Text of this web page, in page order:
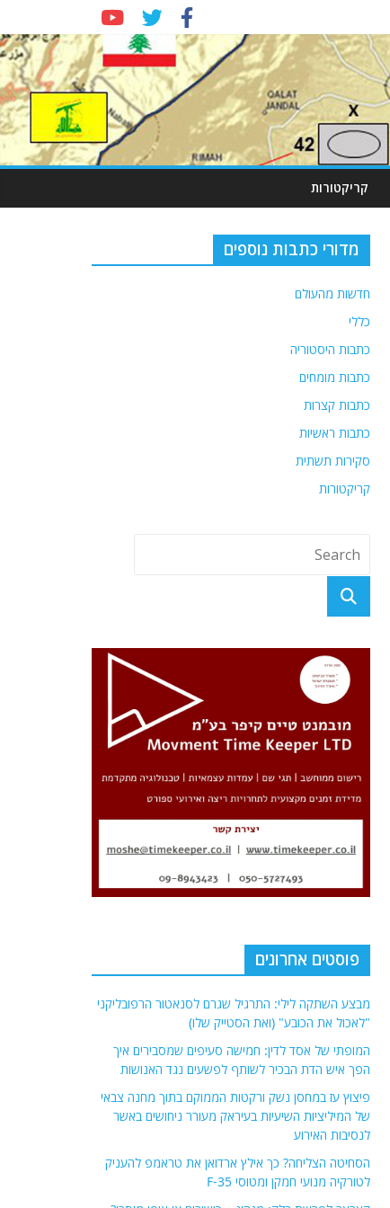
קריקטורות
מדורי כתבות נוספים
חדשות מהעולם
כללי
כתבות היסטוריה
כתבות מומחים
כתבות קצרות
כתבות ראשיות
סקירות תשתית
קריקטורות
פוסטים אחרונים
מבצע השתקה לילי: התרגיל שגרם לסנאטור הרפובליקני
"לאכול את הכובע" (ואת הסטייק שלו)
המופתי של אסד לדין: חמישה סעיפים שמסבירים איך
הפך איש הדת הבכיר לשותף לפשעים נגד האנושות
פיצוץ עז במחסן נשק ורקטות הממוקם בתוך מחנה צבאי
של המיליציות השיעיות בעיראק מעורר ניחושים באשר
לנסיבות האירוע
הסחיטה הצליחה? כך אילץ ארדואן את טראמפ להעניק
לטורקיה מנועי חמקן ומטוסי F-35